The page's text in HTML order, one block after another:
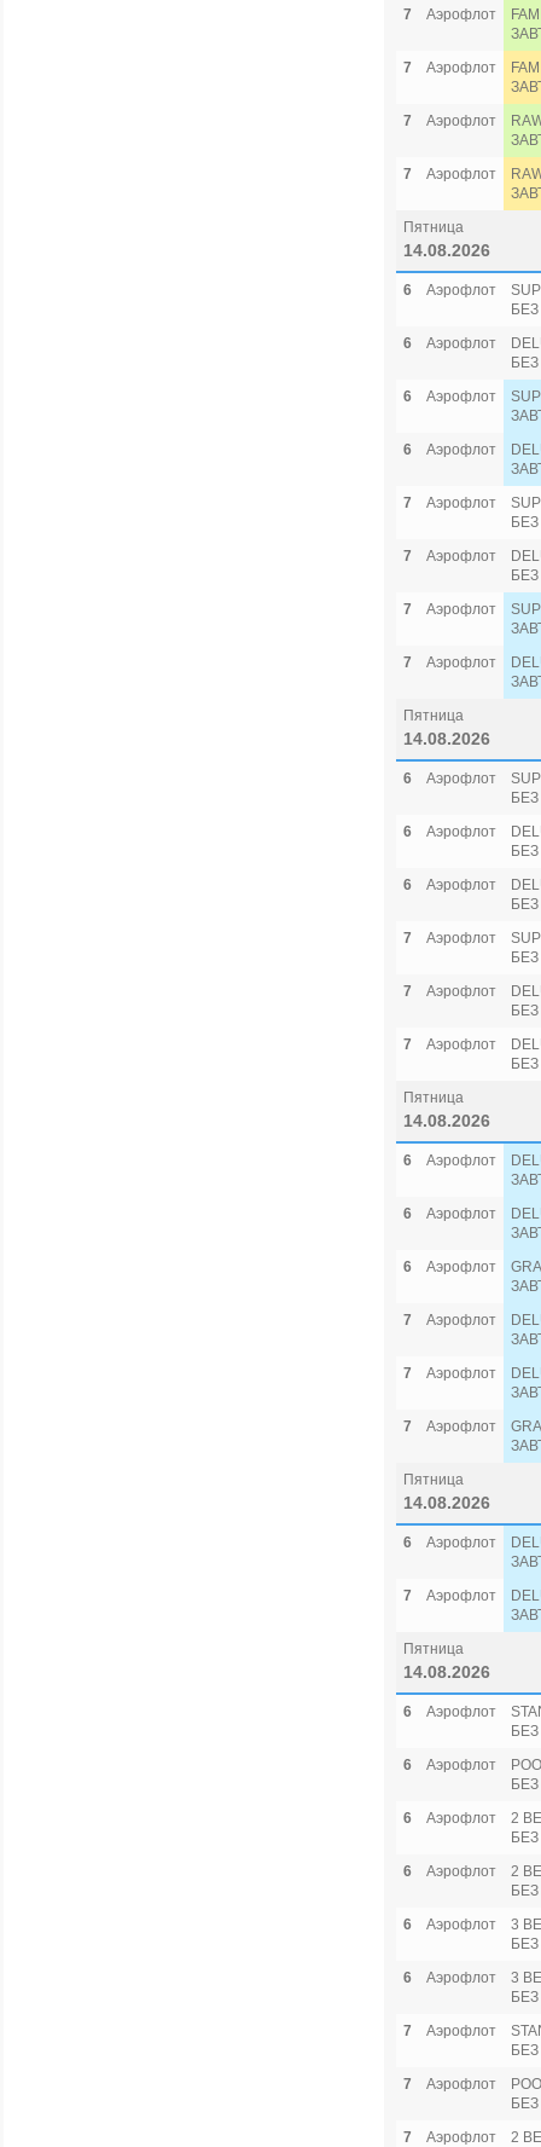
7 Аэрофлот
7
Аэрофлот
7
Аэрофлот
7
Аэрофлот
Пятница
14.08.2026
6 Аэрофлот
6
Аэрофлот
6
Аэрофлот
6
Аэрофлот
7
Аэрофлот
7
Аэрофлот
7
Аэрофлот
7
Аэрофлот
Пятница
14.08.2026
6 Аэрофлот
6
Аэрофлот
6
Аэрофлот
7
Аэрофлот
7
Аэрофлот
7
Аэрофлот
Пятница
14.08.2026
6 Аэрофлот
6
Аэрофлот
6
Аэрофлот
7
Аэрофлот
7
Аэрофлот
7
Аэрофлот
Пятница
14.08.2026
6 Аэрофлот
7
Аэрофлот
Пятница
14.08.2026
6 Аэрофлот
6
Аэрофлот
6
Аэрофлот
2
6
Аэрофлот
2
6
Аэрофлот
3
6
Аэрофлот
3
7
Аэрофлот
7
Аэрофлот
7
Аэрофлот
2